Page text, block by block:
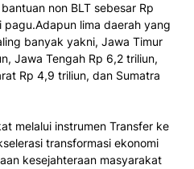
non BLT sebesar Rp
lima daerah yang
banyak yakni, Jawa Timur
Jawa Tengah Rp 6,2 triliun,
Rp 4,9 triliun, dan Sumatra
melalui instrumen Transfer ke
transformasi ekonomi
kesejahteraan masyarakat